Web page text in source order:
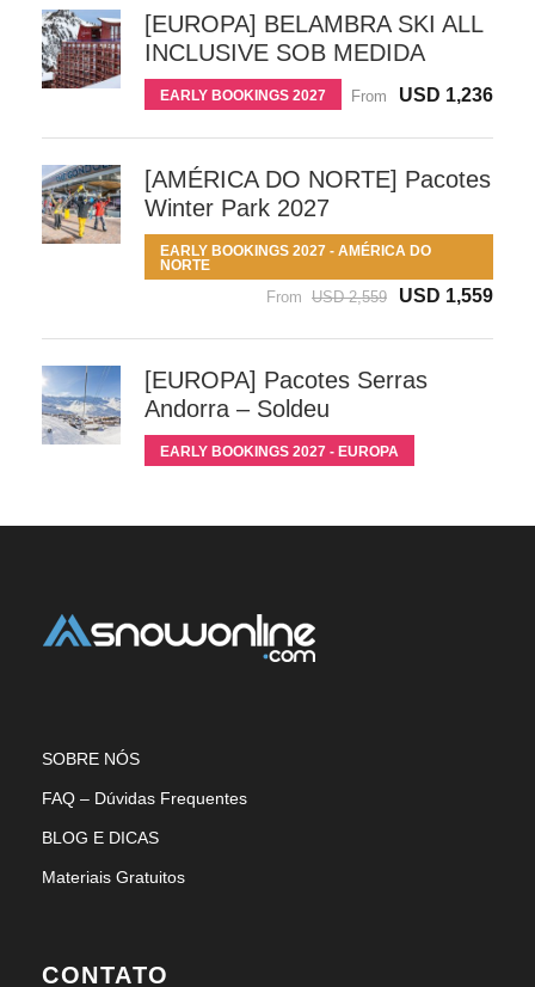
[EUROPA] BELAMBRA SKI ALL
INCLUSIVE SOB MEDIDA
EARLY BOOKINGS 2027 From USD 1,236
[AMÉRICA DO NORTE] Pacotes
Winter Park 2027
EARLY BOOKINGS 2027 - AMÉRICA DO
NORTE
From USD 2,559 USD 1,559
[EUROPA] Pacotes Serras
Andorra – Soldeu
EARLY BOOKINGS 2027 - EUROPA
SOBRE NÓS
FAQ – Dúvidas Frequentes
BLOG E DICAS
Materiais Gratuitos
CONTATO